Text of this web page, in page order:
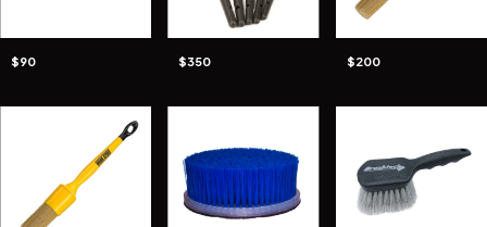
$90 $350 $200